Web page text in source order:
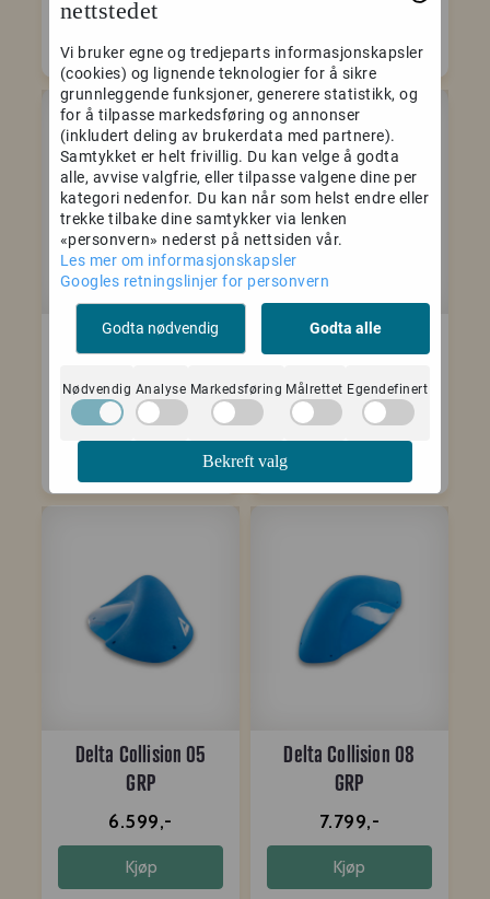
Delta Collision 04
5.899,-
Delta Collision 07
7.099,-
Delta Collision 05
GRP
6.599,-
Kjøp
Delta Collision 08
GRP
7.799,-
Kjøp
nettstedet
Vi bruker egne og tredjeparts informasjonskapsler
(cookies) og lignende teknologier for å sikre
grunnleggende funksjoner, generere statistikk, og
for å tilpasse markedsføring og annonser
(inkludert deling av brukerdata med partnere).
Samtykket er helt frivillig. Du kan velge å godta
alle, avvise valgfrie, eller tilpasse valgene dine per
kategori nedenfor. Du kan når som helst endre eller
trekke tilbake dine samtykker via lenken
«personvern» nederst på nettsiden vår.
Les mer om informasjonskapsler
Googles retningslinjer for personvern
Godta nødvendig Godta alle
Nødvendig Analyse Markedsføring Målrettet Egendefinert
Bekreft valg